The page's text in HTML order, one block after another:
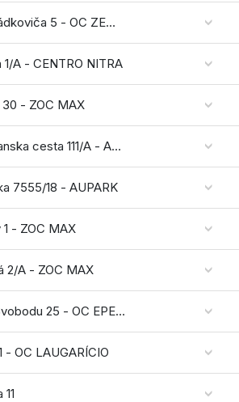
MICHALOVCE, A.Sládkoviča 5 - OC ZEMPLÍN
NITRA, Akademická 1/A - CENTRO NITRA
NITRA, Chrenovská 30 - ZOC MAX
NOVÉ ZÁMKY, Nitrianska cesta 111/A - AQUARIO SC
PIEŠŤANY, Nitrianska 7555/18 - AUPARK
POPRAD, Dlhé hony 1 - ZOC MAX
PREŠOV, Vihorlatská 2/A - ZOC MAX
PREŠOV, Arm.gen.Svobodu 25 - OC EPERIA
TRENČÍN, Belá 7271 - OC LAUGARÍCIO